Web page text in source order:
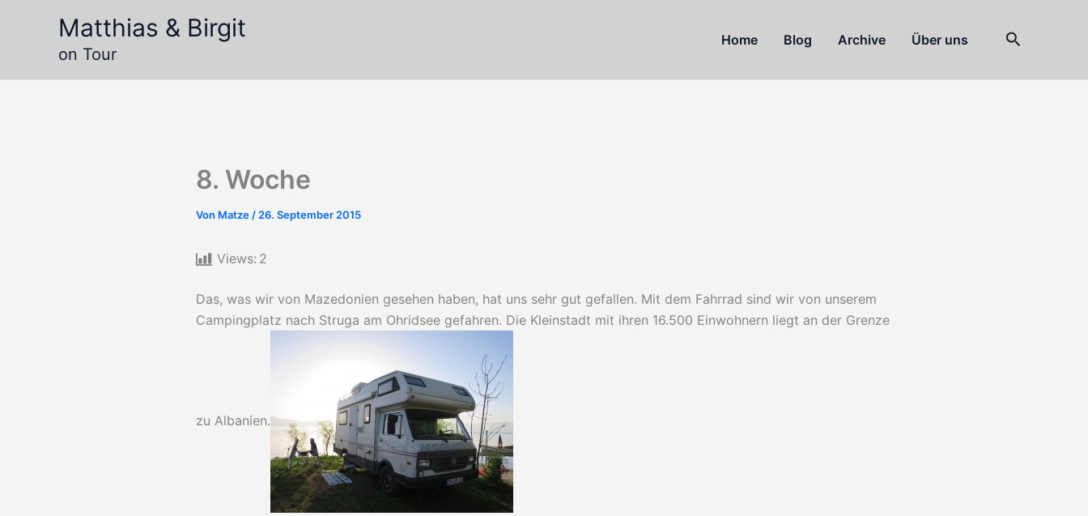
Matthias & Birgit
on Tour
Home Blog Archive Über uns Suchen
8. Woche
Von Matze / 26. September 2015
Views: 2
Das, was wir von Mazedonien gesehen haben, hat uns sehr gut gefallen. Mit dem Fahrrad sind wir von unserem
Campingplatz nach Struga am Ohridsee gefahren. Die Kleinstadt mit ihren 16.500 Einwohnern liegt an der Grenze
zu Albanien.